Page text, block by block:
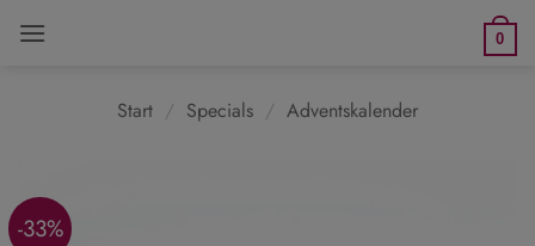
Inhalt
0
Start / Specials / Adventskalender
-33%